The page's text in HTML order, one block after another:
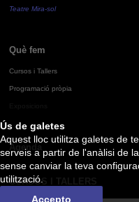
Ús de galetes
Aquest lloc utilitza galetes de
serveis a partir de l'anàlisi de
sense canviar la teva
utilització.
Accepto
Teatre Mira-sol
Què fem
Cursos i Tallers
Programació pròpia
Agenda
CURSOS I TALLERS